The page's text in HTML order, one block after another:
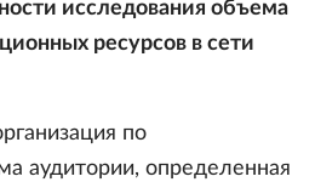
исследования объема
ресурсов в сети
по
аудитории, определенная